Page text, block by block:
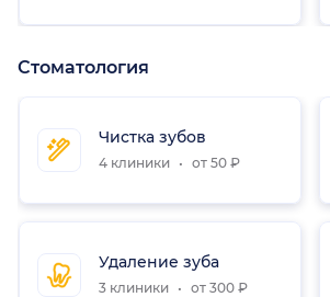
Стоматология
Чистка зубов
4 клиники от 50 ₽
Удаление зуба
3 клиники от 300 ₽